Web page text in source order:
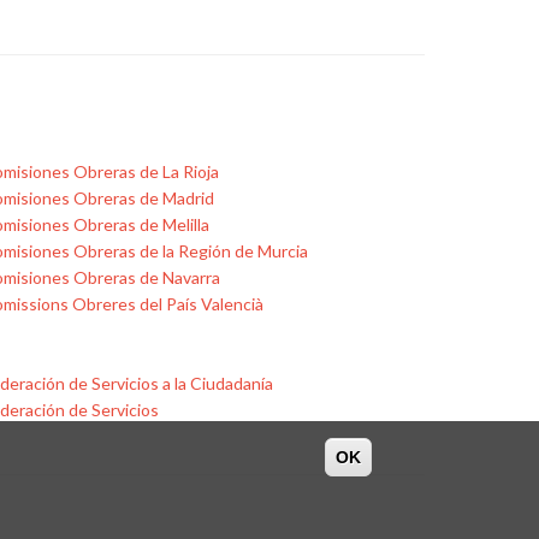
Obreras de La Rioja
Obreras de Madrid
Obreras de Melilla
Obreras de la Región de Murcia
Obreras de Navarra
Obreres del País Valencià
de Servicios a la Ciudadanía
de Servicios
OK